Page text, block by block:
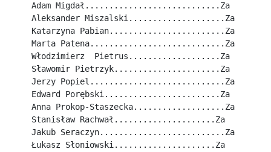
Adam Migdał............................Za
Aleksander Miszalski....................Za
Katarzyna Pabian........................Za
Marta Patena............................Za
Włodzimierz  Pietrus...................Za
Sławomir Pietrzyk......................Za
Jerzy Popiel............................Za
Edward Porębski........................Za
Anna Prokop-Staszecka...................Za
Stanisław Rachwał.....................Za
Jakub Seraczyn..........................Za
Łukasz Słoniowski.....................Za